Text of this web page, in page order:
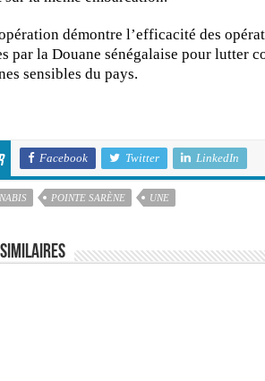
démontre l’efficacité des
par la Douane sénégalaise pour lutter
sensibles du pays.
Facebook Twitter LinkedIn
POINTE SARÈNE UNE